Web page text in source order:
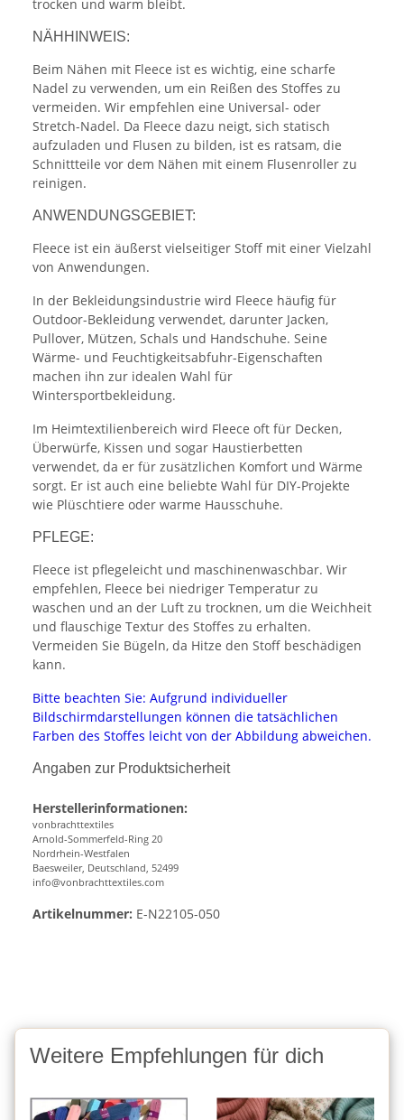
trocken und warm bleibt.
NÄHHINWEIS:
Beim Nähen mit Fleece ist es wichtig, eine scharfe
Nadel zu verwenden, um ein Reißen des Stoffes zu
vermeiden. Wir empfehlen eine Universal- oder
Stretch-Nadel. Da Fleece dazu neigt, sich statisch
aufzuladen und Flusen zu bilden, ist es ratsam, die
Schnittteile vor dem Nähen mit einem Flusenroller zu
reinigen.
ANWENDUNGSGEBIET:
Fleece ist ein äußerst vielseitiger Stoff mit einer Vielzahl
von Anwendungen.
In der Bekleidungsindustrie wird Fleece häufig für
Outdoor-Bekleidung verwendet, darunter Jacken,
Pullover, Mützen, Schals und Handschuhe. Seine
Wärme- und Feuchtigkeitsabfuhr-Eigenschaften
machen ihn zur idealen Wahl für
Wintersportbekleidung.
Im Heimtextilienbereich wird Fleece oft für Decken,
Überwürfe, Kissen und sogar Haustierbetten
verwendet, da er für zusätzlichen Komfort und Wärme
sorgt. Er ist auch eine beliebte Wahl für DIY-Projekte
wie Plüschtiere oder warme Hausschuhe.
PFLEGE:
Fleece ist pflegeleicht und maschinenwaschbar. Wir
empfehlen, Fleece bei niedriger Temperatur zu
waschen und an der Luft zu trocknen, um die Weichheit
und flauschige Textur des Stoffes zu erhalten.
Vermeiden Sie Bügeln, da Hitze den Stoff beschädigen
kann.
Bitte beachten Sie: Aufgrund individueller
Bildschirmdarstellungen können die tatsächlichen
Farben des Stoffes leicht von der Abbildung abweichen.
Angaben zur Produktsicherheit
Herstellerinformationen:
vonbrachttextiles
Arnold-Sommerfeld-Ring 20
Nordrhein-Westfalen
Baesweiler, Deutschland, 52499
info@vonbrachttextiles.com
Artikelnummer: E-N22105-050
Weitere Empfehlungen für dich